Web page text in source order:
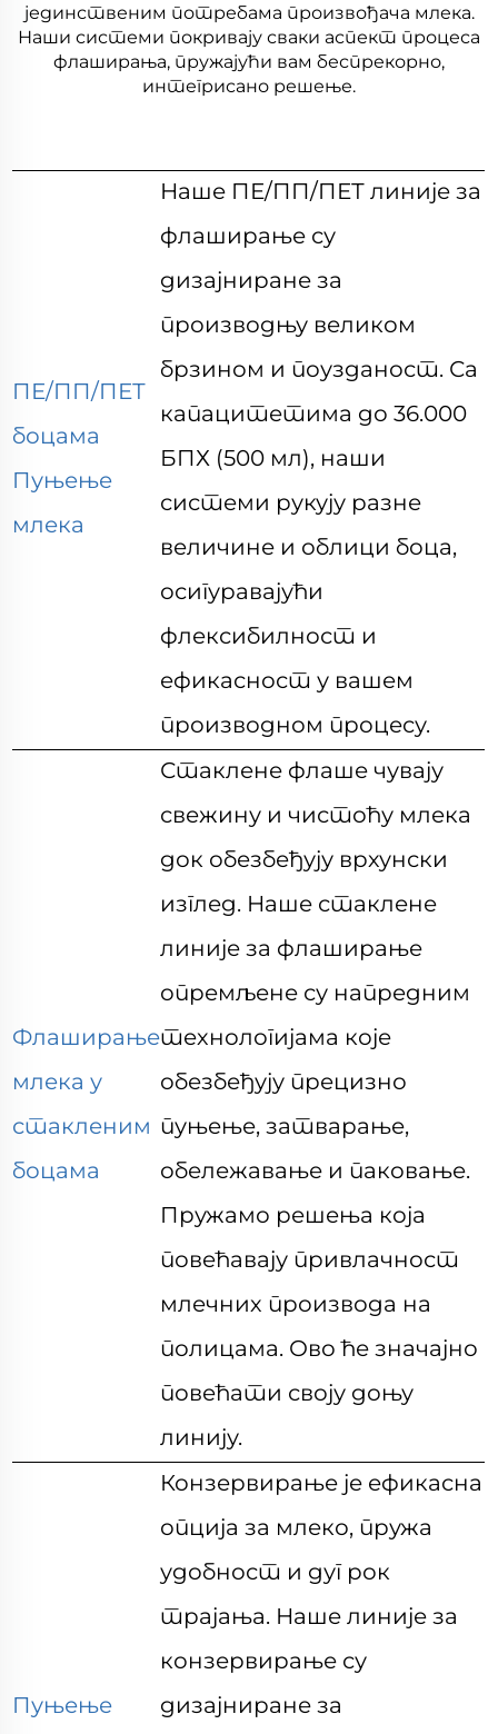
јединственим потребама произвођача млека.
Наши системи покривају сваки аспект процеса
флаширања, пружајући вам беспрекорно,
интегрисано решење.
ПЕ/ПП/ПЕТ
боцама
Пуњење
млека
Наше ПЕ/ПП/ПЕТ линије за
флаширање су
дизајниране за
производњу великом
брзином и поузданост. Са
капацитетима до 36.000
БПХ (500 мл), наши
системи рукују разне
величине и облици боца,
осигуравајући
флексибилност и
ефикасност у вашем
производном процесу.
Флаширање
млека у
стакленим
боцама
Стаклене флаше чувају
свежину и чистоћу млека
док обезбеђују врхунски
изглед. Наше стаклене
линије за флаширање
опремљене су напредним
технологијама које
обезбеђују прецизно
пуњење, затварање,
обележавање и паковање.
Пружамо решења која
повећавају привлачност
млечних производа на
полицама. Ово ће значајно
повећати своју доњу
линију.
Пуњење
Конзервирање је ефикасна
опција за млеко, пружа
удобност и дуг рок
трајања. Наше линије за
конзервирање су
дизајниране за